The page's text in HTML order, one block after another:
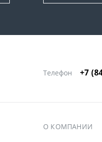
Телефон +7
О КОМПАНИИ